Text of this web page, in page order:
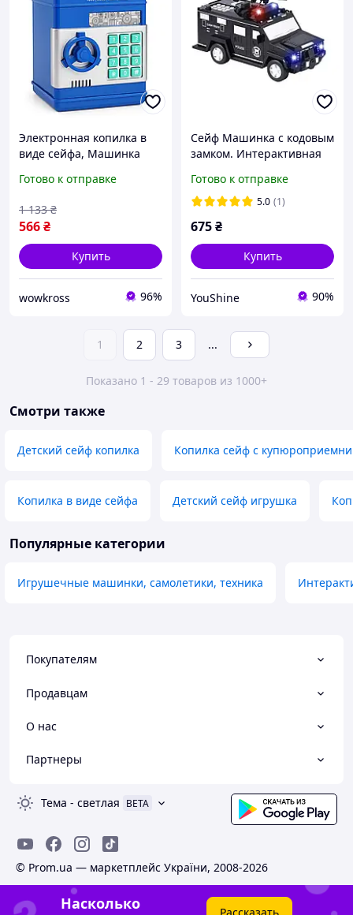
Электронная копилка в
виде сейфа, Машинка
бумажных купюр AP-40
Готово к отправке
566₴
1 133 ₴
Купить
wowkross 96%
Сейф Машинка с кодовым
замком. Интерактивная
Готово к отправке
5.0 (1)
675₴
Купить
YouShine 90%
1 2 3 ...
Показано 1 - 29 товаров из 1000+
Смотри также
Детский сейф копилка Копилка сейф с
Копилка в виде сейфа Детский сейф игрушка
Популярные категории
Игрушечные машинки, самолетики, техника
Покупателям
Продавцам
О нас
Партнеры
Тема - светлая BETA
© Prom.ua — маркетплейс України, 2008-2026
Насколько